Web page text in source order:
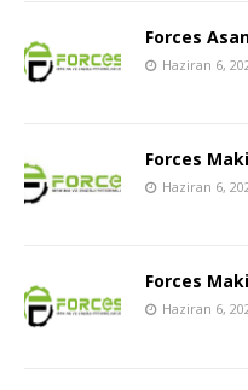
Forces
Haziran 6,
Forces
Haziran 6,
Forces
Haziran 6,